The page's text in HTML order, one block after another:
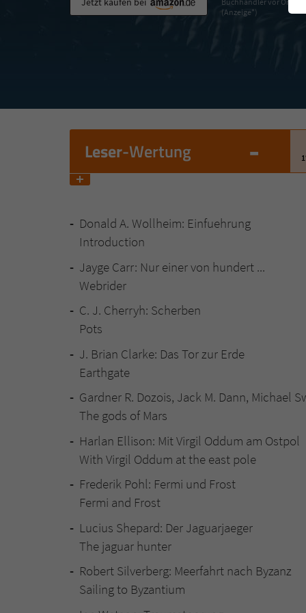
(Anzeige*)
Leser-Wertung -
Donald A. Wollheim: Einfuehrung
Introduction
Jayge Carr: Nur einer von hundert ...
Webrider
C. J. Cherryh: Scherben
Pots
J. Brian Clarke: Das Tor zur Erde
Earthgate
Gardner R. Dozois, Jack M. Dann, Michael
The gods of Mars
Harlan Ellison: Mit Virgil Oddum am Ostpol
With Virgil Oddum at the east pole
Frederik Pohl: Fermi und Frost
Fermi and Frost
Lucius Shepard: Der Jaguarjaeger
The jaguar hunter
Robert Silverberg: Meerfahrt nach Byzanz
Sailing to Byzantium